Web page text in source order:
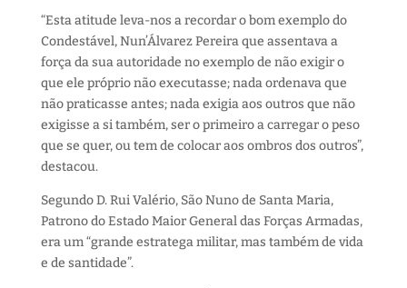
“Esta atitude leva-nos a recordar o bom exemplo do
Condestável, Nun’Álvarez Pereira que assentava a
força da sua autoridade no exemplo de não exigir o
que ele próprio não executasse; nada ordenava que
não praticasse antes; nada exigia aos outros que não
exigisse a si também, ser o primeiro a carregar o peso
que se quer, ou tem de colocar aos ombros dos outros”,
destacou.
Segundo D. Rui Valério, São Nuno de Santa Maria,
Patrono do Estado Maior General das Forças Armadas,
era um “grande estratega militar, mas também de vida
e de santidade”.